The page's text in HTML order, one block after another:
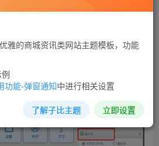
，可以重命名，以及图片的质量
雅的商城资讯类网站主题模板，功能
功能-弹窗通知中进行相关设置
了解子比主题 立即设置